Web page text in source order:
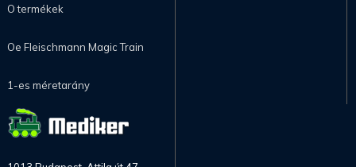
O termékek
Oe Fleischmann Magic Train
1-es méretarány